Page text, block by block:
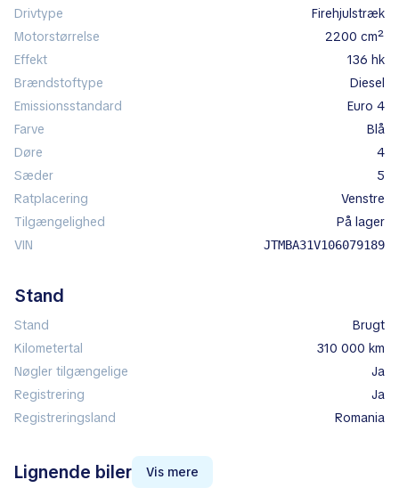
Drivtype
firehjulstræk
Motorstørrelse
2200 cm²
Effekt
136 hk
Brændstoftype
diesel
Emissionsstandard
Euro 4
Farve
blå
Døre
4
Sæder
5
Ratplacering
venstre
Tilgængelighed
på lager
VIN
JTMBA31V106079189
Stand
Stand
Brugt
Kilometertal
310 000 km
Nøgler tilgængelige
Ja
Registrering
Ja
Registreringsland
Romania
Lignende biler Vis mere